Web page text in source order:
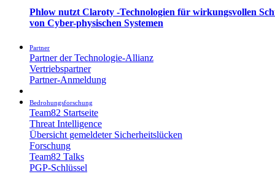
Phlow nutzt Claroty -Technologien für wirkungsvollen
von Cyber-physischen Systemen
Partner
Partner der Technologie-Allianz
Vertriebspartner
Partner-Anmeldung
Bedrohungsforschung
Team82 Startseite
Threat Intelligence
Übersicht gemeldeter Sicherheitslücken
Forschung
Team82 Talks
PGP-Schlüssel